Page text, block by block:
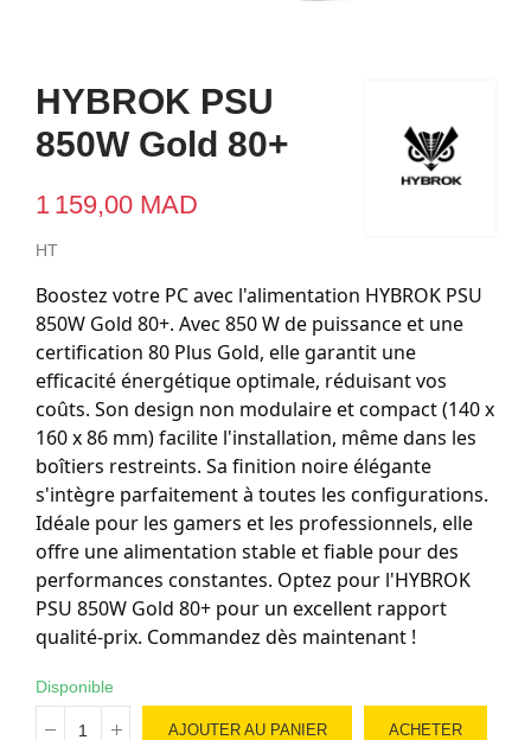
HYBROK PSU
850W Gold 80+
1 159,00 MAD
HT
Boostez votre PC avec l'alimentation HYBROK PSU
850W Gold 80+. Avec 850 W de puissance et une
certification 80 Plus Gold, elle garantit une
efficacité énergétique optimale, réduisant vos
coûts. Son design non modulaire et compact (140 x
160 x 86 mm) facilite l'installation, même dans les
boîtiers restreints. Sa finition noire élégante
s'intègre parfaitement à toutes les configurations.
Idéale pour les gamers et les professionnels, elle
offre une alimentation stable et fiable pour des
performances constantes. Optez pour l'HYBROK
PSU 850W Gold 80+ pour un excellent rapport
qualité-prix. Commandez dès maintenant !
Disponible
AJOUTER AU PANIER ACHETER